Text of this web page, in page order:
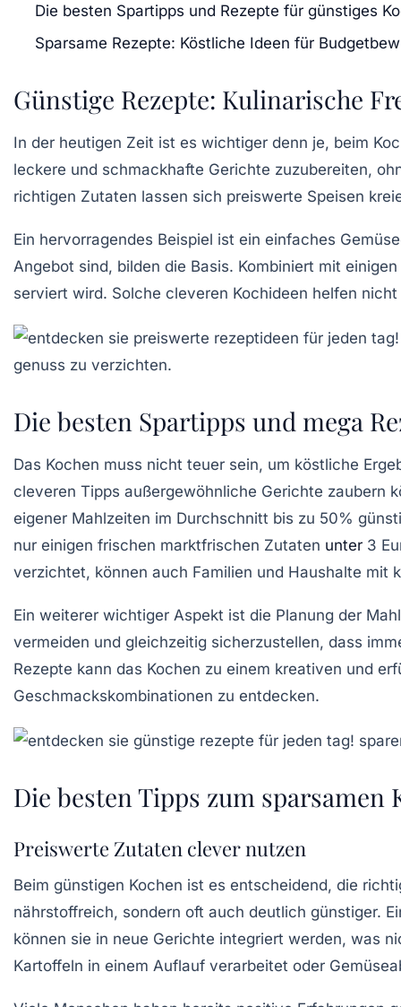
Die besten Spartipps und Rezepte für günstiges
Sparsame Rezepte: Köstliche Ideen für
Günstige Rezepte: Kulinarische
In der heutigen Zeit ist es wichtiger denn je, beim
leckere und schmackhafte Gerichte zuzubereiten,
richtigen Zutaten lassen sich preiswerte Speisen
Ein hervorragendes Beispiel ist ein einfaches
Angebot sind, bilden die Basis. Kombiniert mit
serviert wird. Solche cleveren Kochideen helfen
Die besten Spartipps und mega
Das Kochen muss nicht teuer sein, um köstliche
cleveren Tipps außergewöhnliche Gerichte zaubern
eigener Mahlzeiten im Durchschnitt bis zu 50%
nur einigen frischen marktfrischen Zutaten unter 3
verzichtet, können auch Familien und Haushalte mit
Ein weiterer wichtiger Aspekt ist die Planung der
vermeiden und gleichzeitig sicherzustellen, dass
Rezepte kann das Kochen zu einem kreativen und
Geschmackskombinationen zu entdecken.
Die besten Tipps zum sparsamen
Preiswerte Zutaten clever nutzen
Beim günstigen Kochen ist es entscheidend, die
nährstoffreich, sondern oft auch deutlich günstiger.
können sie in neue Gerichte integriert werden, was
Kartoffeln in einem Auflauf verarbeitet oder